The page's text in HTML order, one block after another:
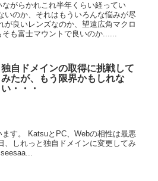
がらかれこれ半年くらい経ってい
いのか、それはもういろんな悩みが尽
が良いレンズなのか、望遠広角マクロ
も富士マウントで良いのか......
独自ドメインの取得に挑戦して
みたが、もう限界かもしれな
い・・・
す。 KatsuとPC、Webの相性は最悪
、しれっと独自ドメインに変更してみ